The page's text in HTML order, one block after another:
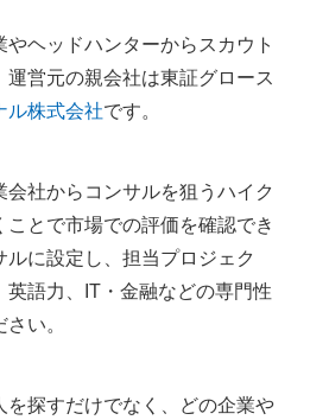
やヘッドハンターからスカウト
営元の親会社は東証グロース
ル株式会社です。
会社からコンサルを狙うハイク
とで市場での評価を確認でき
ルに設定し、担当プロジェク
英語力、IT・金融などの専門性
い。
を探すだけでなく、どの企業や